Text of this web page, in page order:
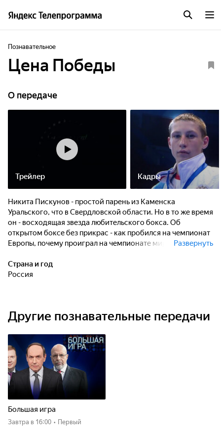
Познавательное
Цена Победы
О передаче
Трейлер Кадры
Никита Пискунов - простой парень из Каменска
Уральского, что в Свердловской области. Но в то же время
он - восходящая звезда любительского бокса. Об
открытом боксе без прикрас - как пробился на чемпионат
Европы, почему проиграл на чемпионате мира и какие
Развернуть
Страна и год
Россия
Другие познавательные передачи
Большая игра
Завтра в 16:00 • Первый